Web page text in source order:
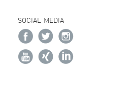
SOCIAL MEDIA